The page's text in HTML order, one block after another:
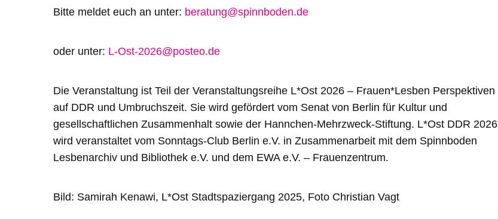
Bitte meldet euch an unter: beratung@spinnboden.de
oder unter: L-Ost-2026@posteo.de
Die Veranstaltung ist Teil der Veranstaltungsreihe L*Ost 2026 – Frauen*Lesben Perspektiven
auf DDR und Umbruchszeit. Sie wird gefördert vom Senat von Berlin für Kultur und
gesellschaftlichen Zusammenhalt sowie der Hannchen-Mehrzweck-Stiftung. L*Ost DDR 2026
wird veranstaltet vom Sonntags-Club Berlin e.V. in Zusammenarbeit mit dem Spinnboden
Lesbenarchiv und Bibliothek e.V. und dem EWA e.V. – Frauenzentrum.
Bild: Samirah Kenawi, L*Ost Stadtspaziergang 2025, Foto Christian Vagt